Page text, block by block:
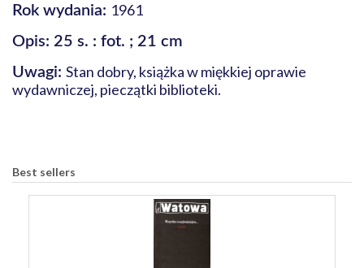
Rok wydania: 1961
Opis: 25 s. : fot. ; 21 cm
Uwagi: Stan dobry, książka w miękkiej oprawie
wydawniczej, pieczątki biblioteki.
Best sellers